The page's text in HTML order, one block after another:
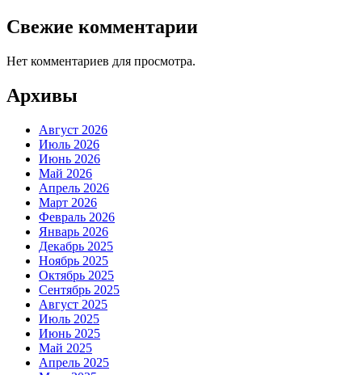
Свежие комментарии
Нет комментариев для просмотра.
Архивы
Август 2026
Июль 2026
Июнь 2026
Май 2026
Апрель 2026
Март 2026
Февраль 2026
Январь 2026
Декабрь 2025
Ноябрь 2025
Октябрь 2025
Сентябрь 2025
Август 2025
Июль 2025
Июнь 2025
Май 2025
Апрель 2025